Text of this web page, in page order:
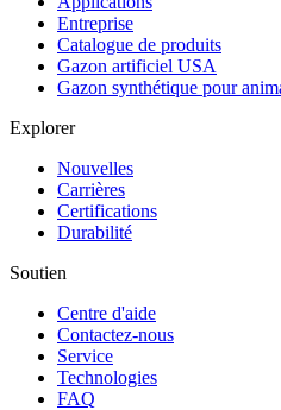
Entreprise
Catalogue de produits
Gazon artificiel USA
Gazon synthétique pour
Explorer
Nouvelles
Carrières
Certifications
Durabilité
Soutien
Centre d'aide
Contactez-nous
Service
Technologies
FAQ